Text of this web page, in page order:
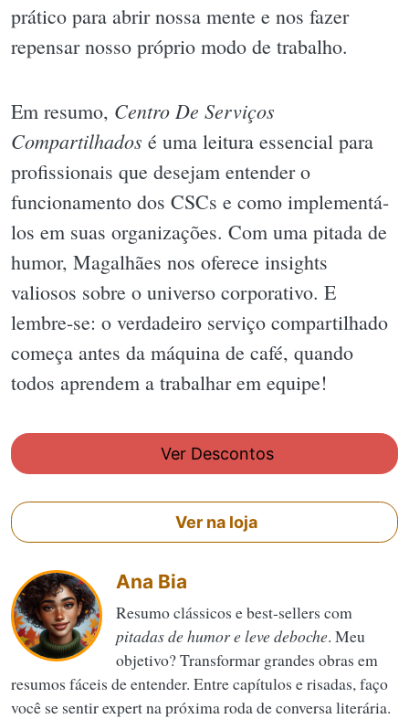
prático para abrir nossa mente e nos fazer
repensar nosso próprio modo de trabalho.
Em resumo, Centro De Serviços
Compartilhados é uma leitura essencial para
profissionais que desejam entender o
funcionamento dos CSCs e como implementá-
los em suas organizações. Com uma pitada de
humor, Magalhães nos oferece insights
valiosos sobre o universo corporativo. E
lembre-se: o verdadeiro serviço compartilhado
começa antes da máquina de café, quando
todos aprendem a trabalhar em equipe!
Ver Descontos
Ver na loja
Ana Bia
Resumo clássicos e best-sellers com
pitadas de humor e leve deboche. Meu
objetivo? Transformar grandes obras em
resumos fáceis de entender. Entre capítulos e risadas, faço
você se sentir expert na próxima roda de conversa literária.